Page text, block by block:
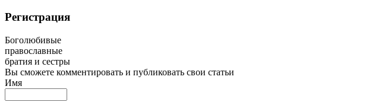
Регистрация
Боголюбивые
православные
братия и сестры
Вы сможете комментировать и публиковать свои статьи
Имя